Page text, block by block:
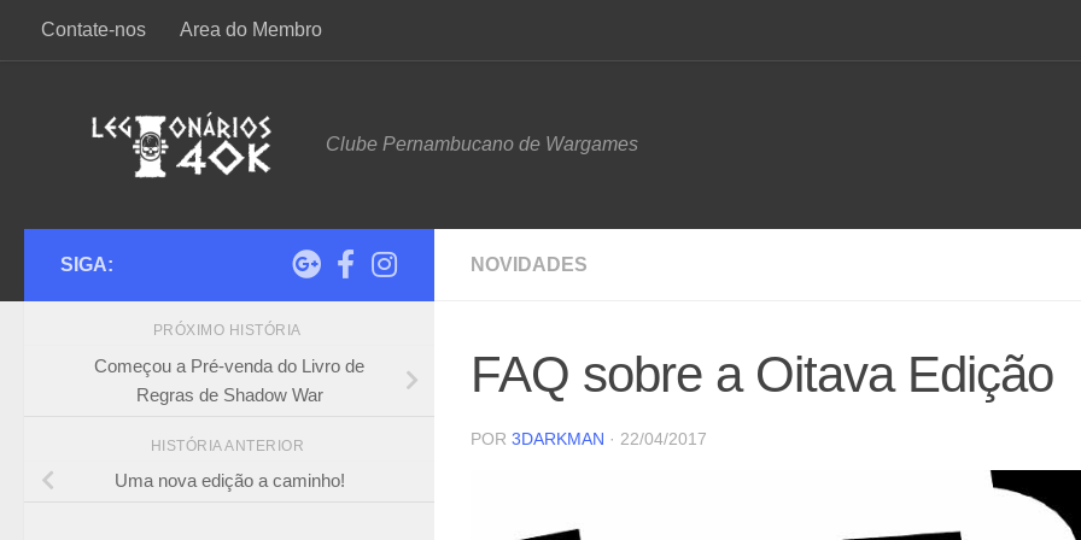
Skip to content
Contate-nos Area do Membro
Clube Pernambucano de Wargames
NOVIDADES
FAQ sobre a Oitava Edição
POR 3DARKMAN · 22/04/2017
SIGA:
PRÓXIMO HISTÓRIA
Começou a Pré-venda do Livro de
Regras de Shadow War
HISTÓRIA ANTERIOR
Uma nova edição a caminho!